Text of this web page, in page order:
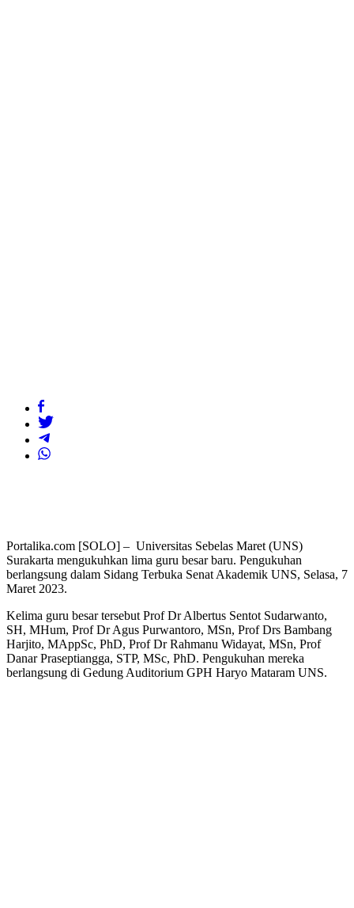
Portalika.com [SOLO] – Universitas Sebelas Maret (UNS)
Surakarta mengukuhkan lima guru besar baru. Pengukuhan
berlangsung dalam Sidang Terbuka Senat Akademik UNS, Selasa, 7
Maret 2023.
Kelima guru besar tersebut Prof Dr Albertus Sentot Sudarwanto,
SH, MHum, Prof Dr Agus Purwantoro, MSn, Prof Drs Bambang
Harjito, MAppSc, PhD, Prof Dr Rahmanu Widayat, MSn, Prof
Danar Praseptiangga, STP, MSc, PhD. Pengukuhan mereka
berlangsung di Gedung Auditorium GPH Haryo Mataram UNS.